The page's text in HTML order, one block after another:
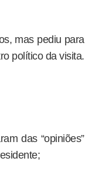
mas pediu para
político da visita.
das “opiniões”